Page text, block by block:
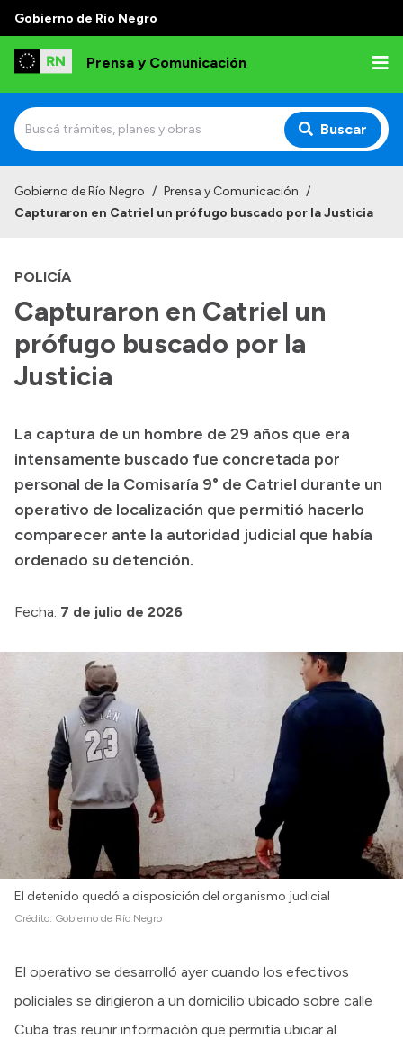
Gobierno de Río Negro
Prensa y Comunicación
Buscar
Autoridades
Archivo de noticias
Presupuesto
Boletín Oficial
Consulta de expedientes
Consulta de pago a proveedores
Intranet
Gobierno de Río Negro / Prensa y Comunicación /
Capturaron en Catriel un prófugo buscado por la Justicia
POLICÍA
Capturaron en Catriel un
prófugo buscado por la
Justicia
La captura de un hombre de 29 años que era
intensamente buscado fue concretada por
personal de la Comisaría 9° de Catriel durante un
operativo de localización que permitió hacerlo
comparecer ante la autoridad judicial que había
ordenado su detención.
Fecha: 7 de julio de 2026
El detenido quedó a disposición del organismo judicial
Crédito: Gobierno de Río Negro
El operativo se desarrolló ayer cuando los efectivos
policiales se dirigieron a un domicilio ubicado sobre calle
Cuba tras reunir información que permitía ubicar al